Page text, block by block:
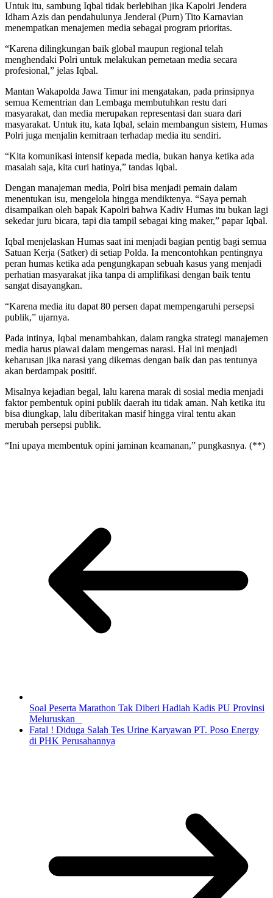
Untuk itu, sambung Iqbal tidak berlebihan jika Kapolri Jendera
Idham Azis dan pendahulunya Jenderal (Purn) Tito Karnavian
menempatkan menajemen media sebagai program prioritas.
“Karena dilingkungan baik global maupun regional telah
menghendaki Polri untuk melakukan pemetaan media secara
profesional,” jelas Iqbal.
Mantan Wakapolda Jawa Timur ini mengatakan, pada prinsipnya
semua Kementrian dan Lembaga membutuhkan restu dari
masyarakat, dan media merupakan representasi dan suara dari
masyarakat. Untuk itu, kata Iqbal, selain membangun sistem, Humas
Polri juga menjalin kemitraan terhadap media itu sendiri.
“Kita komunikasi intensif kepada media, bukan hanya ketika ada
masalah saja, kita curi hatinya,” tandas Iqbal.
Dengan manajeman media, Polri bisa menjadi pemain dalam
menentukan isu, mengelola hingga mendiktenya. “Saya pernah
disampaikan oleh bapak Kapolri bahwa Kadiv Humas itu bukan lagi
sekedar juru bicara, tapi dia tampil sebagai king maker,” papar Iqbal.
Iqbal menjelaskan Humas saat ini menjadi bagian pentig bagi semua
Satuan Kerja (Satker) di setiap Polda. Ia mencontohkan pentingnya
peran humas ketika ada pengungkapan sebuah kasus yang menjadi
perhatian masyarakat jika tanpa di amplifikasi dengan baik tentu
sangat disayangkan.
“Karena media itu dapat 80 persen dapat mempengaruhi persepsi
publik,” ujarnya.
Pada intinya, Iqbal menambahkan, dalam rangka strategi manajemen
media harus piawai dalam mengemas narasi. Hal ini menjadi
keharusan jika narasi yang dikemas dengan baik dan pas tentunya
akan berdampak positif.
Misalnya kejadian begal, lalu karena marak di sosial media menjadi
faktor pembentuk opini publik daerah itu tidak aman. Nah ketika itu
bisa diungkap, lalu diberitakan masif hingga viral tentu akan
merubah persepsi publik.
“Ini upaya membentuk opini jaminan keamanan,” pungkasnya. (**)
Soal Peserta Marathon Tak Diberi Hadiah Kadis PU Provinsi
Meluruskan
Fatal ! Diduga Salah Tes Urine Karyawan PT. Poso Energy
di PHK Perusahannya